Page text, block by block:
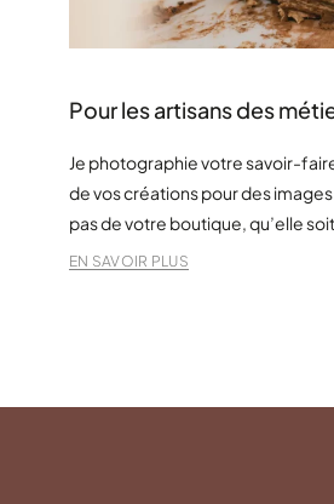
Pour les artisans des
Je photographie votre savoir-
de vos créations pour des
pas de votre boutique, qu’elle
EN SAVOIR PLUS